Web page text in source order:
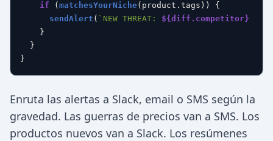
if ( matchesYourNiche(product. tags )) {
sendAlert ( `NEW THREAT: ${diff.competitor}
    }
  }
Enruta las alertas a Slack, email o SMS según la
gravedad. Las guerras de precios van a SMS. Los
productos nuevos van a Slack. Los resúmenes